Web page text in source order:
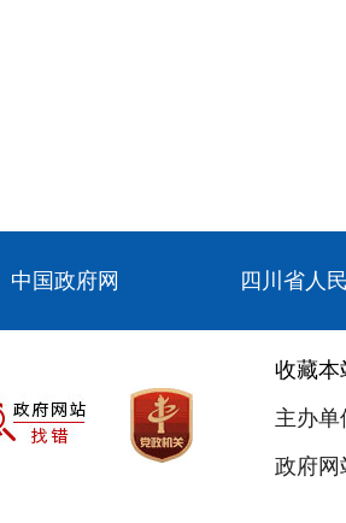
中国政府网 四川省人
收藏本
主办
政府网